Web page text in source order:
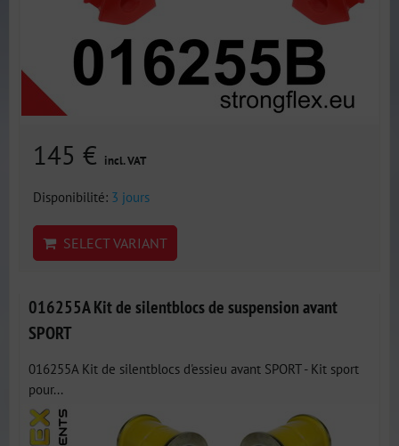
145 € incl. VAT
Disponibilité: 3 jours
SELECT VARIANT
016255A Kit de silentblocs de suspension avant
SPORT
016255A Kit de silentblocs d'essieu avant SPORT - Kit sport
pour...